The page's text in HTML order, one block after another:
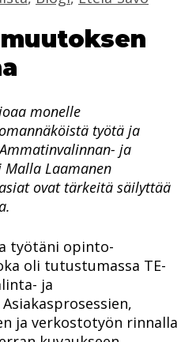
monelle
työtä ja
ja
Malla Laamanen
ovat tärkeitä säilyttää
työtäni opinto-
oli tutustumassa TE-
ja
ja verkostotyön rinnalla